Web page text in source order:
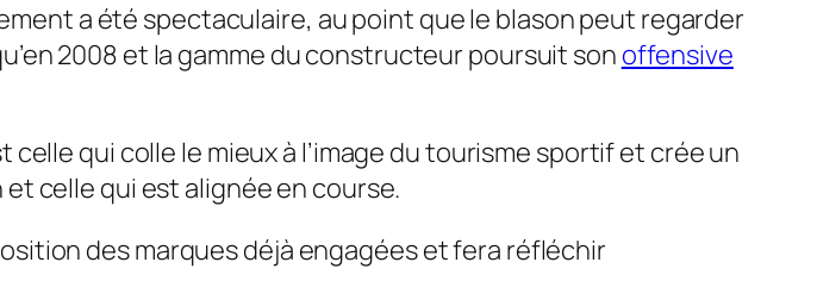
a été spectaculaire, au point que le blason peut regarder
2008 et la gamme du constructeur poursuit son offensive
celle qui colle le mieux à l’image du tourisme sportif et crée un
celle qui est alignée en course.
des marques déjà engagées et fera réfléchir